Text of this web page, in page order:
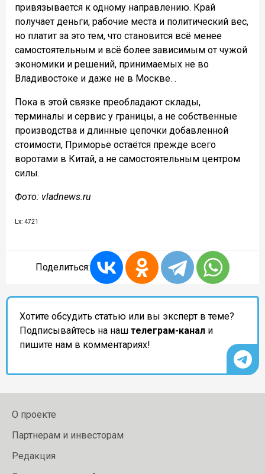
привязывается к одному направлению. Край
получает деньги, рабочие места и политический вес,
но платит за это тем, что становится всё менее
самостоятельным и всё более зависимым от чужой
экономики и решений, принимаемых не во
Владивостоке и даже не в Москве. .
Пока в этой связке преобладают склады,
терминалы и сервис у границы, а не собственные
производства и длинные цепочки добавленной
стоимости, Приморье остаётся прежде всего
воротами в Китай, а не самостоятельным центром
силы.
Фото: vladnews.ru
Lx: 4721
Поделиться:
Хотите обсудить статью или вы эксперт в теме?
Подписывайтесь на наш телеграм-канал и
пишите нам в комментариях!
О проекте
Партнерам и инвесторам
Редакция